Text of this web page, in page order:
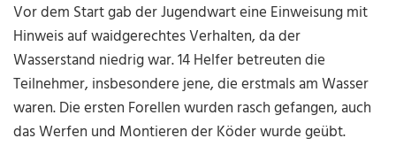
Vor dem Start gab der Jugendwart eine Einweisung mit
Hinweis auf waidgerechtes Verhalten, da der
Wasserstand niedrig war. 14 Helfer betreuten die
Teilnehmer, insbesondere jene, die erstmals am Wasser
waren. Die ersten Forellen wurden rasch gefangen, auch
das Werfen und Montieren der Köder wurde geübt.